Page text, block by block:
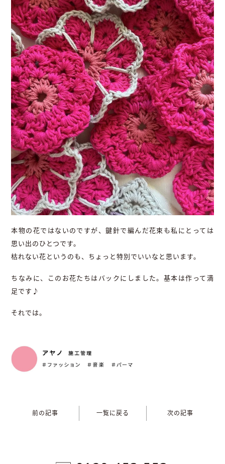
本物の花ではないのですが、鍵針で編んだ花束も私にとっては
思い出のひとつです。
枯れない花というのも、ちょっと特別でいいなと思います。
ちなみに、このお花たちはバックにしました。基本は作って満
足です♪
それでは。
前の記事 一覧に戻る 次の記事